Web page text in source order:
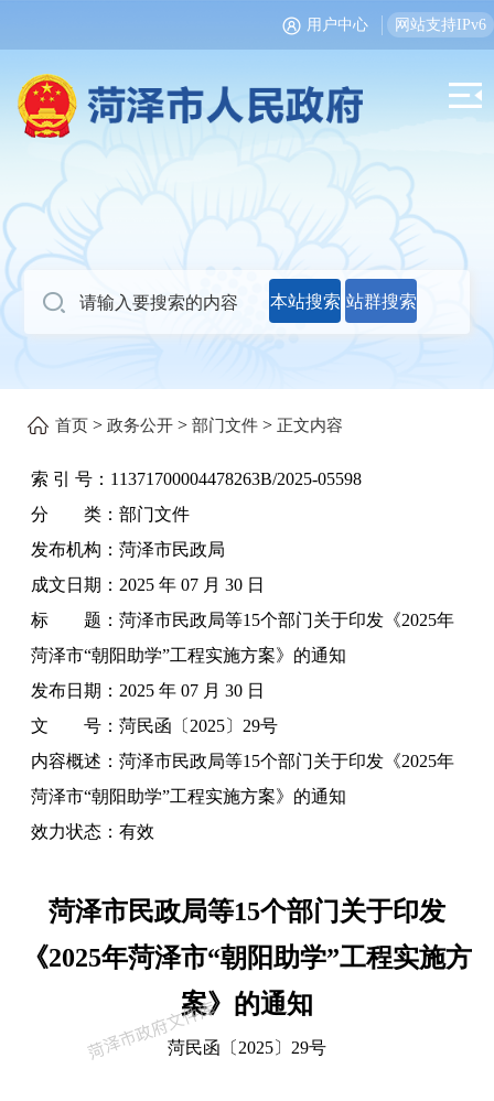
用户中心 网站支持IPv6
本站搜索 站群搜索
首页 > 政务公开 > 部门文件 > 正文内容
索 引 号： 11371700004478263B/2025-05598
分 类： 部门文件
发布机构： 菏泽市民政局
成文日期： 2025 年 07 月 30 日
标 题： 菏泽市民政局等15个部门关于印发《2025年
菏泽市“朝阳助学”工程实施方案》的通知
发布日期： 2025 年 07 月 30 日
文 号： 菏民函〔2025〕29号
内容概述： 菏泽市民政局等15个部门关于印发《2025年
菏泽市“朝阳助学”工程实施方案》的通知
效力状态： 有效
菏泽市民政局等15个部门关于印发
《2025年菏泽市“朝阳助学”工程实施方
案》的通知
菏民函 〔 2025〕 29号